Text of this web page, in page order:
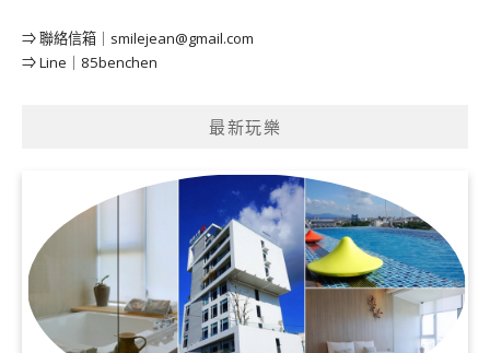
⇒ 聯絡信箱｜ smilejean@gmail.com
⇒ Line｜85benchen
最新玩樂